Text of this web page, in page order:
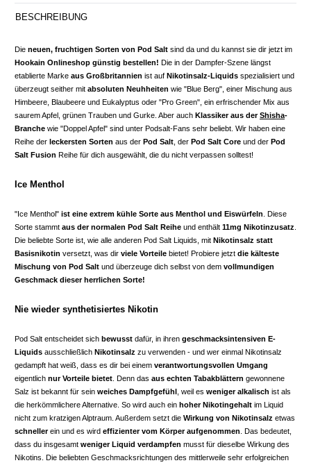
BESCHREIBUNG
Die neuen, fruchtigen Sorten von Pod Salt sind da und du kannst sie dir jetzt im
Hookain Onlineshop günstig bestellen! Die in der Dampfer-Szene längst
etablierte Marke aus Großbritannien ist auf Nikotinsalz-Liquids spezialisiert und
überzeugt seither mit absoluten Neuhheiten wie "Blue Berg", einer Mischung aus
Himbeere, Blaubeere und Eukalyptus oder "Pro Green", ein erfrischender Mix aus
saurem Apfel, grünen Trauben und Gurke. Aber auch Klassiker aus derShisha-
Branche wie "Doppel Apfel" sind unter Podsalt-Fans sehr beliebt. Wir haben eine
Reihe der leckersten Sorten aus der Pod Salt , der Pod Salt Core und der Pod
Salt Fusion Reihe für dich ausgewählt, die du nicht verpassen solltest!
Ice Menthol
"Ice Menthol" ist eine extrem kühle Sorte aus Menthol und Eiswürfeln . Diese
Sorte stammt aus der normalen Pod Salt Reihe und enthält 11mg Nikotinzusatz
Die beliebte Sorte ist, wie alle anderen Pod Salt Liquids, mit Nikotinsalz statt
Basisnikotin versetzt, was dir viele Vorteile bietet! Probiere jetzt die kälteste
Mischung von Pod Salt und überzeuge dich selbst von dem vollmundigen
Geschmack dieser herrlichen Sorte!
Nie wieder synthetisiertes Nikotin
Pod Salt entscheidet sich bewusst dafür, in ihren geschmacksintensiven E-
Liquids ausschließlich Nikotinsalz zu verwenden - und wer einmal Nikotinsalz
gedampft hat weiß, dass es dir bei einem verantwortungsvollen Umgang
eigentlich nur Vorteile bietet . Denn das aus echten Tabakblättern gewonnene
Salz ist bekannt für sein weiches Dampfgefühl , weil es weniger alkalisch ist als
die herkömmlichere Alternative. So wird auch ein hoher Nikotingehalt im Liquid
nicht zum kratzigen Alptraum. Außerdem setzt die Wirkung von Nikotinsalz etwas
schnellerein und es wird effizienter vom Körper aufgenommen . Das bedeutet,
dass du insgesamt weniger Liquid verdampfen musst für dieselbe Wirkung des
Nikotins. Die beliebten Geschmacksrichtungen des mittlerweile sehr erfolgreichen